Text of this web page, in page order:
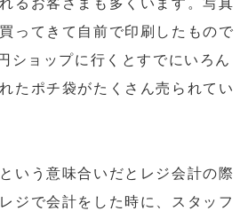
るお客さまも多くいます。写真
ってきて自前で印刷したもので
ショップに行くとすでにいろん
たポチ袋がたくさん売られてい
いう意味合いだとレジ会計の際
ジで会計をした時に、スタッフ